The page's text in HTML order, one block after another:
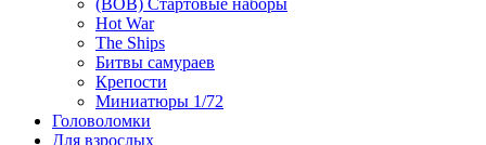
(ВОВ) Стартовые наборы
Hot War
The Ships
Битвы самураев
Крепости
Миниатюры 1/72
Головоломки
Для взрослых